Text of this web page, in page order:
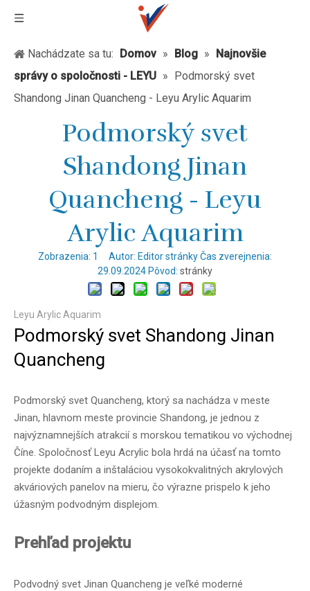
Nachádzate sa tu: Domov » Blog » Najnovšie
správy o spoločnosti - LEYU » Podmorský svet
Shandong Jinan Quancheng - Leyu Arylic Aquarim
Podmorský svet
Shandong Jinan
Quancheng - Leyu
Arylic Aquarim
Zobrazenia: 1
Autor: Editor stránky Čas zverejnenia:
29.09.2024 Pôvod: stránky
Leyu Arylic Aquarim
Podmorský svet Shandong Jinan
Quancheng
Podmorský svet Quancheng, ktorý sa nachádza v meste
Jinan, hlavnom meste provincie Shandong, je jednou z
najvýznamnejších atrakcií s morskou tematikou vo východnej
Číne. Spoločnosť Leyu Acrylic bola hrdá na účasť na tomto
projekte dodaním a inštaláciou vysokokvalitných akrylových
akváriových panelov na mieru, čo výrazne prispelo k jeho
úžasným podvodným displejom.
Prehľad projektu
Podvodný svet Jinan Quancheng je veľké moderné